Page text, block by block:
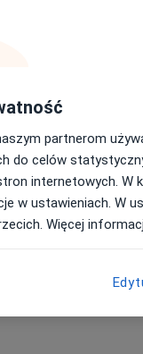
w
w Kielcach.
tętnicze
partnerom
do celów
internetowych. W
w ustawieniach. W
Więcej